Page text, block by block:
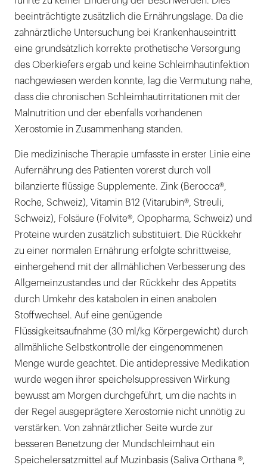
beeinträchtigte zusätzlich die Ernährungslage. Da die
zahnärztliche Untersuchung bei Krankenhauseintritt
eine grundsätzlich korrekte prothetische Versorgung
des Oberkiefers ergab und keine Schleimhautinfektion
nachgewiesen werden konnte, lag die Vermutung nahe,
dass die chronischen Schleimhautirritationen mit der
Malnutrition und der ebenfalls vorhandenen
Xerostomie in Zusammenhang standen.
Die medizinische Therapie umfasste in erster Linie eine
Aufernährung des Patienten vorerst durch voll
bilanzierte flüssige Supplemente. Zink (Berocca®,
Roche, Schweiz), Vitamin B12 (Vitarubin®, Streuli,
Schweiz), Folsäure (Folvite®, Opopharma, Schweiz) und
Proteine wurden zusätzlich substituiert. Die Rückkehr
zu einer normalen Ernährung erfolgte schrittweise,
einhergehend mit der allmählichen Verbesserung des
Allgemeinzustandes und der Rückkehr des Appetits
durch Umkehr des katabolen in einen anabolen
Stoffwechsel. Auf eine genügende
Flüssigkeitsaufnahme (30 ml/kg Körpergewicht) durch
allmähliche Selbstkontrolle der eingenommenen
Menge wurde geachtet. Die antidepressive Medikation
wurde wegen ihrer speichelsuppressiven Wirkung
bewusst am Morgen durchgeführt, um die nachts in
der Regel ausgeprägtere Xerostomie nicht unnötig zu
verstärken. Von zahnärztlicher Seite wurde zur
besseren Benetzung der Mundschleimhaut ein
Speichelersatzmittel auf Muzinbasis (Saliva Orthana ®,